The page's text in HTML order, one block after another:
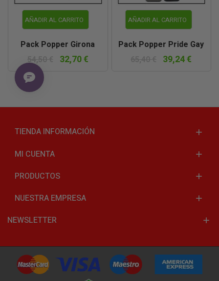
AÑADIR AL CARRITO
Pack Popper Girona
54,50 €
32,70 €
AÑADIR AL CARRITO
Pack Popper Pride Gay
39,24 €
TIENDA INFORMACIÓN
MI CUENTA
PRODUCTOS
NUESTRA EMPRESA
NEWSLETTER